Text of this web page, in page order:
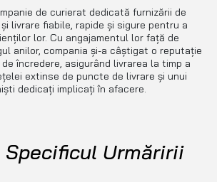
de curierat dedicată furnizării de
livrare fiabile, rapide și sigure pentru a
lor. Cu angajamentul lor față de
anilor, compania și-a câștigat o reputație
încredere, asigurând livrarea la timp a
extinse de puncte de livrare și unui
dedicați implicați în afacere.
Specificul Urmăririi